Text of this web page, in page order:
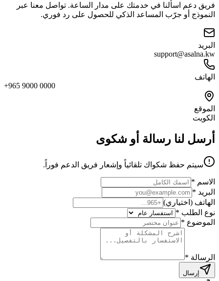
فريق دعم اسألنا في خدمتك على مدار الساعة. تواصل معنا عبر
النموذج أو جرّب المساعد الذكي للحصول على رد فوري.
البريد
support@asalna.kw
الهاتف
+965 9000 0000
الموقع
الكويت
أرسل لنا رسالة أو شكوى
سيتم حفظ شكواك تلقائياً وإشعار فريق الدعم فوراً.
الاسم *
البريد *
الهاتف (اختياري)
نوع الطلب *
الموضوع *
الرسالة *
إرسال